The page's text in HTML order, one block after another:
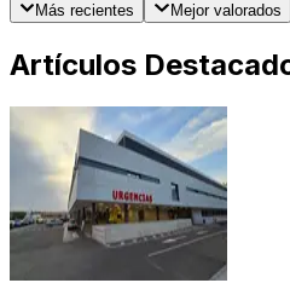
Más recientes
Mejor valorados
Artículos